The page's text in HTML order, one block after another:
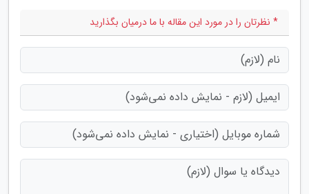
* نظرتان را در مورد این مقاله با ما درمیان بگذارید